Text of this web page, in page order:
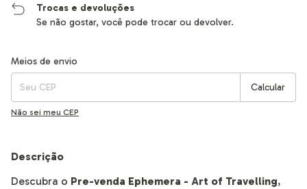
Trocas e devoluções
Se não gostar, você pode trocar ou devolver.
Entregas para o CEP:
Meios de envio
Calcular
Não sei meu CEP
Descrição
Descubra o Pre-venda Ephemera - Art of Travelling,